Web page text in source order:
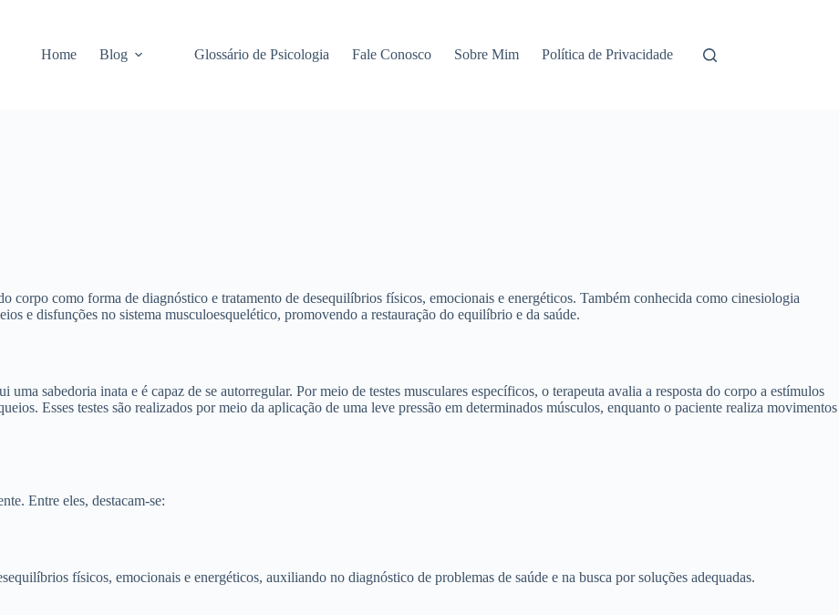
Home Blog Glossário de Psicologia Fale Conosco Sobre Mim Política de Privacidade
corpo como forma de diagnóstico e tratamento de desequilíbrios físicos, emocionais e energéticos. Também conhecida como cinesiologia
e disfunções no sistema musculoesquelético, promovendo a restauração do equilíbrio e da saúde.
sabedoria inata e é capaz de se autorregular. Por meio de testes musculares específicos, o terapeuta avalia a resposta do corpo a estímulos
Esses testes são realizados por meio da aplicação de uma leve pressão em determinados músculos, enquanto o paciente realiza movimentos
Entre eles, destacam-se:
físicos, emocionais e energéticos, auxiliando no diagnóstico de problemas de saúde e na busca por soluções adequadas.